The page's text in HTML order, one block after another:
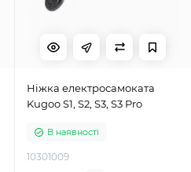
Ніжка електросамоката
Kugoo S1, S2, S3, S3 Pro
В наявності
10301009